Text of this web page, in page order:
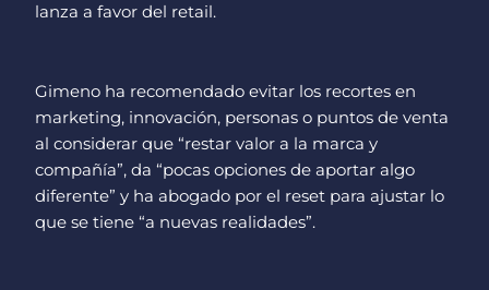
lanza a favor del retail.
Gimeno ha recomendado evitar los recortes en
marketing, innovación, personas o puntos de venta
al considerar que “restar valor a la marca y
compañía”, da “pocas opciones de aportar algo
diferente” y ha abogado por el reset para ajustar lo
que se tiene “a nuevas realidades”.